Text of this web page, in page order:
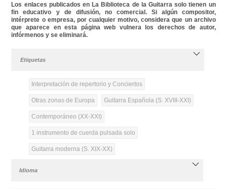
Los enlaces publicados en La Biblioteca de la Guitarra solo tienen un
fin educativo y de difusión, no comercial. Si algún compositor,
intérprete o empresa, por cualquier motivo, considera que un archivo
que aparece en esta página web vulnera los derechos de autor,
infórmenos y se eliminará.
Etiquetas
Interpretación de repertorio y Conciertos
Otras zonas de Europa Guitarra Española (S. XVIII-XXI)
Contemporáneo (XX-XXI)
1 instrumento de cuerda pulsada solo
Guitarra moderna (S. XIX-XX)
Idioma